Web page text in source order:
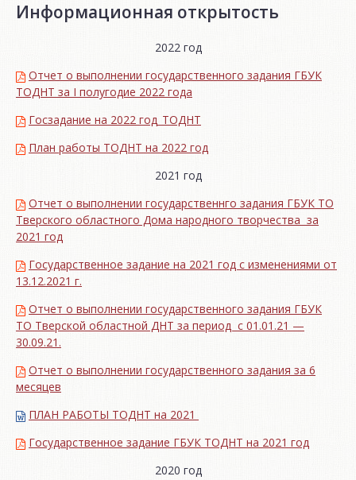
Информационная открытость
2022 год
Отчет о выполнении государственного задания ГБУК
ТОДНТ за I полугодие 2022 года
Госзадание на 2022 год_ТОДНТ
План работы ТОДНТ на 2022 год
2021 год
Отчет о выполнении государственнго задания ГБУК ТО
Тверского областного Дома народного творчества за
2021 год
Государственное задание на 2021 год с изменениями от
13.12.2021 г.
Отчет о выполнении государственного задания ГБУК
ТО Тверской областной ДНТ за период с 01.01.21 —
30.09.21.
Отчет о выполнении государственного задания за 6
месяцев
ПЛАН РАБОТЫ ТОДНТ на 2021
Государственное задание ГБУК ТОДНТ на 2021 год
2020 год